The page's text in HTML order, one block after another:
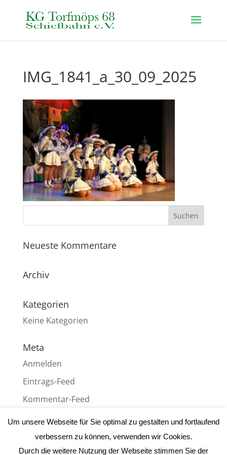
IMG_1841_a_30_09_2025
Neueste Kommentare
Archiv
Kategorien
Keine Kategorien
Meta
Anmelden
Eintrags-Feed
Kommentar-Feed
WordPress.org
Um unsere Webseite für Sie optimal zu gestalten und fortlaufend
verbessern zu können, verwenden wir Cookies.
Durch die weitere Nutzung der Webseite stimmen Sie der